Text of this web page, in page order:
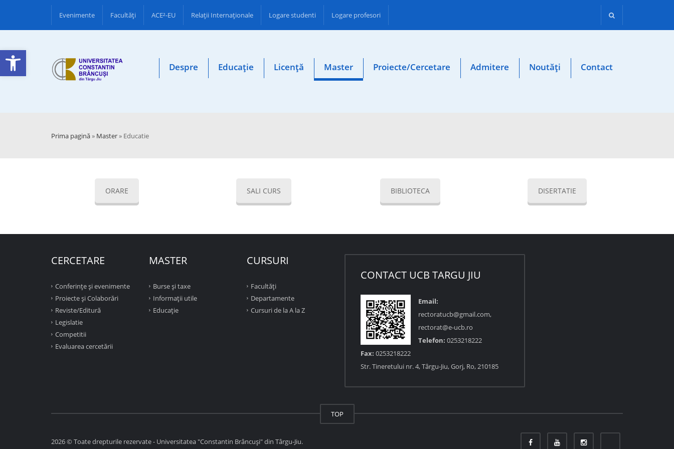
Deschide bara de unelte
Evenimente Facultăţi ACE²-EU Relații Internaționale Logare studenti Logare profesori
Despre Educație Licență Master Proiecte/Cercetare Admitere Noutăți Contact
Prima pagină» Master» Educatie
ORARE SALI CURS BIBLIOTECA DISERTATIE
CERCETARE
Conferinţe şi evenimente
Proiecte şi Colaborări
Reviste/Editură
Legislatie
Competitii
Evaluarea cercetării
MASTER
Burse și taxe
Informații utile
Educație
CURSURI
Facultăţi
Departamente
Cursuri de la A la Z
CONTACT UCB TARGU JIU
Email:
rectoratucb@gmail.com,
rectorat@e-ucb.ro
Telefon: 0253218222
Fax: 0253218222
Str. Tineretului nr. 4, Târgu-Jiu, Gorj, Ro, 210185
TOP
2026 © Toate drepturile rezervate - Universitatea "Constantin Brâncuși" din Târgu-Jiu.